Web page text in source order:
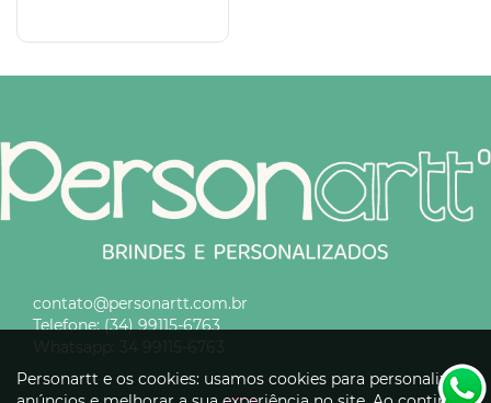
contato@personartt.com.br
Telefone:(34) 99115-6763
Whatsapp:
34 99115-6763
Personartt e os cookies: usamos cookies para personalizar